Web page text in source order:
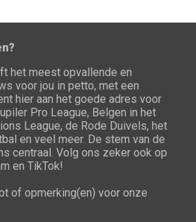
het meest opvallende en
voor jou in petto, met een
hier aan het goede adres voor
Pro League, Belgen in het
League, de Rode Duivels, het
en veel meer. De stem van de
centraal. Volg ons zeker ook op
en TikTok!
of opmerking(en) voor onze